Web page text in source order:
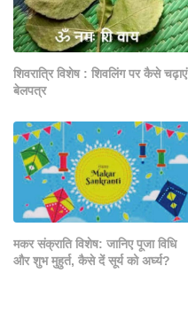
शिवरात्रि विशेष : शिवलिंग पर कैसे चढ़ाएं
बेलपत्र
मकर संक्राति विशेष: जानिए पूजा विधि
और शुभ मुहुर्त, कैसे दें सूर्य को अर्घ्य?